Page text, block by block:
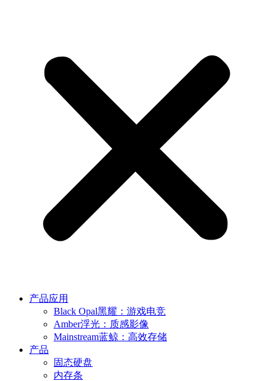
产品应用
Black Opal黑耀：游戏电竞
Amber浮光：质感影像
Mainstream蓝鲸：高效存储
产品
固态硬盘
内存条